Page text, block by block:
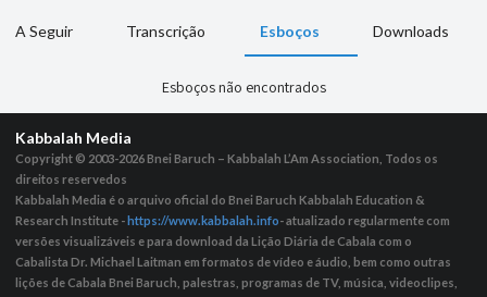
A Seguir Transcrição Esboços Downloads
Esboços não encontrados
Kabbalah Media
Copyright © 2003-2026Bnei Baruch – Kabbalah L’Am Association, Todos os
direitos reservedos
Kabbalah Media é o arquivo oficial do Bnei Baruch Kabbalah Education &
Research Institute - https://www.kabbalah.info- atualizado regularmente com
versões visualizáveis ​​e para download da Lição Diária de Cabala com o
Cabalista Dr. Michael Laitman em formatos de vídeo e áudio, bem como outras
lições de Cabala Bnei Baruch, palestras, programas de TV, música, videoclipes,